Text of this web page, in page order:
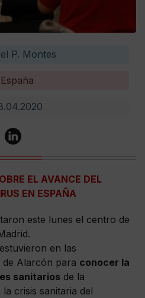
P. Montes
España
EL AVANCE DEL
EN ESPAÑA
este lunes el centro de
estuvieron en las
de Alarcón para conocer la
sanitarios de la
crisis sanitaria del